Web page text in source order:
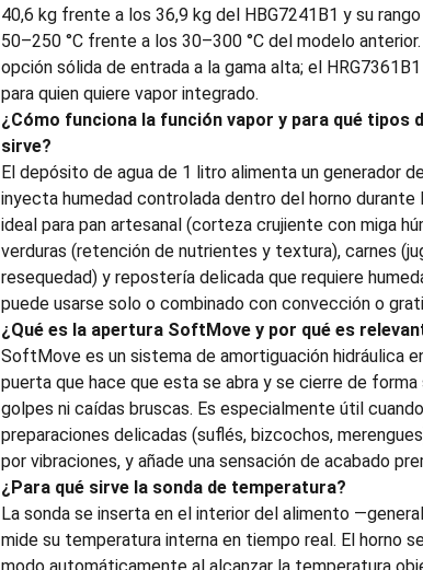
40,6 kg frente a los 36,9 kg del HBG7241B1 y su
50–250 °C frente a los 30–300 °C del modelo
opción sólida de entrada a la gama alta; el
para quien quiere vapor integrado.
¿Cómo funciona la función vapor y para qué tipos
sirve?
El depósito de agua de 1 litro alimenta un generador
inyecta humedad controlada dentro del horno durante
ideal para pan artesanal (corteza crujiente con miga
verduras (retención de nutrientes y textura), carnes
resequedad) y repostería delicada que requiere
puede usarse solo o combinado con convección o
¿Qué es la apertura SoftMove y por qué es
SoftMove es un sistema de amortiguación hidráulica
puerta que hace que esta se abra y se cierre de forma
golpes ni caídas bruscas. Es especialmente útil
preparaciones delicadas (suflés, bizcochos,
por vibraciones, y añade una sensación de acabado
¿Para qué sirve la sonda de temperatura?
La sonda se inserta en el interior del alimento
mide su temperatura interna en tiempo real. El horno